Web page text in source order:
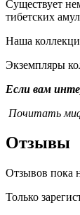
Существует
тибетских
Наша
Экземпляры
Если вам
Почитать
Отзывы
Отзывов пока
Только